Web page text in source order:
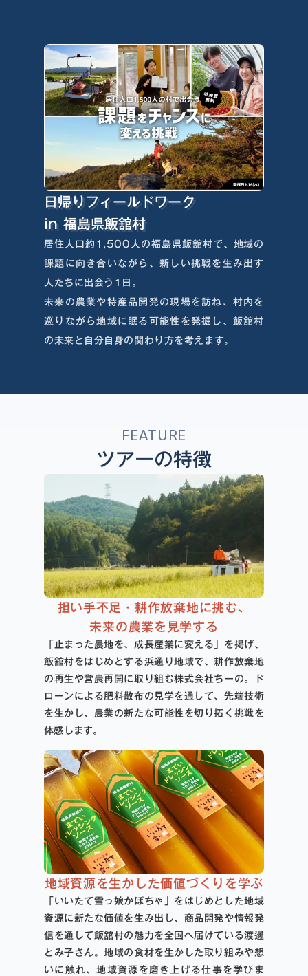
日帰りフィールドワーク
in 福島県飯舘村
居住人口約1,500人の福島県飯舘村で、地域の
課題に向き合いながら、新しい挑戦を生み出す
人たちに出会う1日。
未来の農業や特産品開発の現場を訪ね、村内を
巡りながら地域に眠る可能性を発掘し、飯舘村
の未来と自分自身の関わり方を考えます。
FEATURE
ツアーの特徴
担い手不足・耕作放棄地に挑む、
未来の農業を見学する
「止まった農地を、成長産業に変える」を掲げ、
飯舘村をはじめとする浜通り地域で、耕作放棄地
の再生や営農再開に取り組む株式会社ちーの。ド
ローンによる肥料散布の見学を通して、先端技術
を生かし、農業の新たな可能性を切り拓く挑戦を
体感します。
地域資源を生かした価値づくりを学ぶ
「いいたて雪っ娘かぼちゃ」をはじめとした地域
資源に新たな価値を生み出し、商品開発や情報発
信を通して飯舘村の魅力を全国へ届けている渡邊
とみ子さん。地域の食材を生かした取り組みや想
いに触れ、地域資源を磨き上げる仕事を学びま